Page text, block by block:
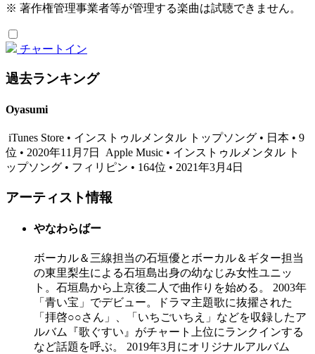
※ 著作権管理事業者等が管理する楽曲は試聴できません。
チャートイン
過去ランキング
Oyasumi
iTunes Store • インストゥルメンタル トップソング • 日本 • 9
位 • 2020年11月7日
Apple Music • インストゥルメンタル ト
ップソング • フィリピン • 164位 • 2021年3月4日
アーティスト情報
やなわらばー
ボーカル＆三線担当の石垣優とボーカル＆ギター担当
の東里梨生による石垣島出身の幼なじみ女性ユニッ
ト。石垣島から上京後二人で曲作りを始める。 2003年
「青い宝」でデビュー。ドラマ主題歌に抜擢された
「拝啓○○さん」、「いちごいちえ」などを収録したア
ルバム『歌ぐすい』がチャート上位にランクインする
など話題を呼ぶ。 2019年3月にオリジナルアルバム